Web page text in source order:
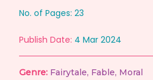
No. of Pages: 23
Publish Date: 4 Mar 2024
Genre: Fairytale, Fable, Moral